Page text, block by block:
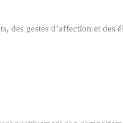
des gestes d’affection et